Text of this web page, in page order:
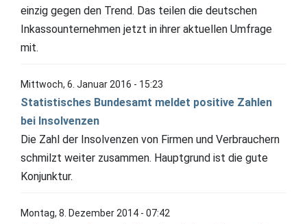
einzig gegen den Trend. Das teilen die deutschen
Inkassounternehmen jetzt in ihrer aktuellen Umfrage
mit.
Mittwoch, 6. Januar 2016 - 15:23
Statistisches Bundesamt meldet positive Zahlen
bei Insolvenzen
Die Zahl der Insolvenzen von Firmen und Verbrauchern
schmilzt weiter zusammen. Hauptgrund ist die gute
Konjunktur.
Montag, 8. Dezember 2014 - 07:42